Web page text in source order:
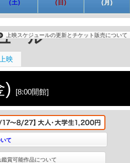
(土) (日) (月)
ール
映
上映スケジュールの更新とチケット販売について
) [8:00開館]
て
賞可能作品について